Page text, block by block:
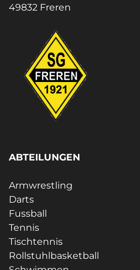
49832 Freren
ABTEILUNGEN
Armwrestling
Darts
Fussball
Tennis
Tischtennis
Rollstuhlbasketball